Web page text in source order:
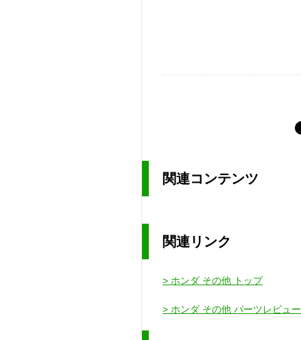
関連コンテンツ
関連リンク
> ホンダ その他 トップ
> ホンダ その他 パーツレビュー